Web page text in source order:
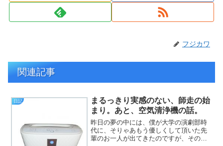
フジカワ
関連記事
日記
まるっきり実感のない、師走の始
まり。あと、空気清浄機の話。
昨日の夢の中には、僕が大学の演劇部時
代に、そりゃあもう優しくして頂いた先
輩のお一人が出てきたのですが、その方